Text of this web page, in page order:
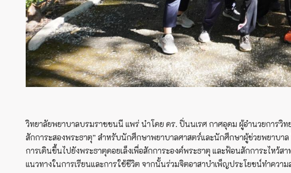
วิทยาลัยพยาบาลบรมราชชนนี แพร่ นำโดย ดร. ปิ่นนเรศ กาศอุดม ผู้อำนวยการ
สักการะสองพระธาตุ” สำหรับนักศึกษาพยาบาลศาสตร์และนักศึกษาผู้ช่วยพยาบ
การเดินขึ้นไปยังพระธาตุดอยเล็งเพื่อสักการะองค์พระธาตุ และฟ้อนสักการะไหว้
แนวทางในการเรียนและการใช้ชีวิต จากนั้นร่วมจิตอาสาบำเพ็ญประโยชน์ทำความ